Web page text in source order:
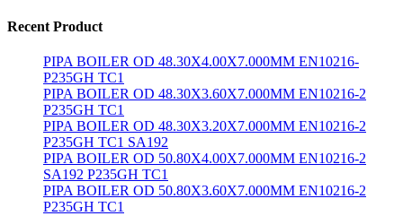
Recent Product
PIPA BOILER OD 48.30X4.00X7.000MM EN10216-
P235GH TC1
PIPA BOILER OD 48.30X3.60X7.000MM EN10216-2
P235GH TC1
PIPA BOILER OD 48.30X3.20X7.000MM EN10216-2
P235GH TC1 SA192
PIPA BOILER OD 50.80X4.00X7.000MM EN10216-2
SA192 P235GH TC1
PIPA BOILER OD 50.80X3.60X7.000MM EN10216-2
P235GH TC1